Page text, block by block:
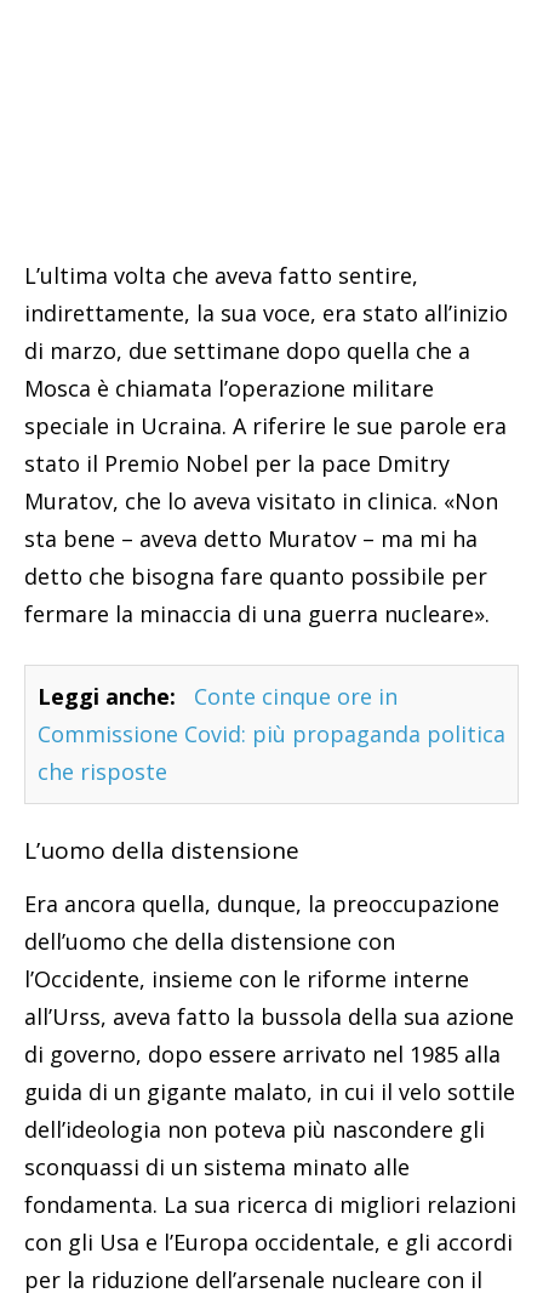
L’ultima volta che aveva fatto sentire,
indirettamente, la sua voce, era stato all’inizio
di marzo, due settimane dopo quella che a
Mosca è chiamata l’operazione militare
speciale in Ucraina. A riferire le sue parole era
stato il Premio Nobel per la pace Dmitry
Muratov, che lo aveva visitato in clinica. «Non
sta bene – aveva detto Muratov – ma mi ha
detto che bisogna fare quanto possibile per
fermare la minaccia di una guerra nucleare».
Leggi anche:
Conte cinque ore in
Commissione Covid: più propaganda politica
che risposte
L’uomo della distensione
Era ancora quella, dunque, la preoccupazione
dell’uomo che della distensione con
l’Occidente, insieme con le riforme interne
all’Urss, aveva fatto la bussola della sua azione
di governo, dopo essere arrivato nel 1985 alla
guida di un gigante malato, in cui il velo sottile
dell’ideologia non poteva più nascondere gli
sconquassi di un sistema minato alle
fondamenta. La sua ricerca di migliori relazioni
con gli Usa e l’Europa occidentale, e gli accordi
per la riduzione dell’arsenale nucleare con il